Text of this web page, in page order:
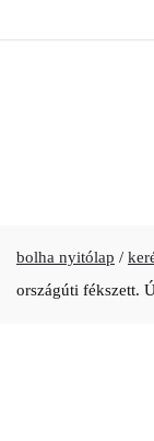
bolha nyitólap /
országúti fékszett.